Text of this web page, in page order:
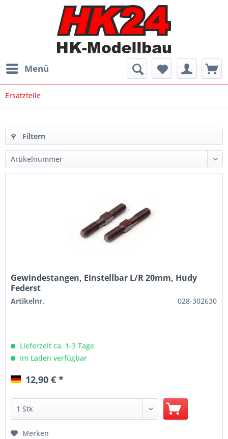
Menü
Ersatzteile
Filtern
Gewindestangen, Einstellbar L/R 20mm, Hudy
Federst
Artikelnr. 028-302630
Lieferzeit ca. 1-3 Tage
Im Laden verfügbar
12,90 € *
Merken